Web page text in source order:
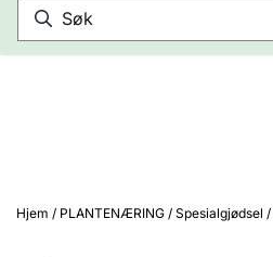
Hjem / PLANTENÆRING / Spesialgjødsel /